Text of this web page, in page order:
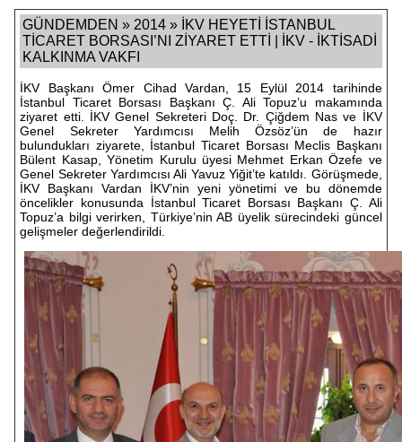
GÜNDEMDEN » 2014 » İKV HEYETİ İSTANBUL
TİCARET BORSASI’NI ZİYARET ETTİ | İKV - İKTİSADİ
KALKINMA VAKFI
İKV Başkanı Ömer Cihad Vardan, 15 Eylül 2014 tarihinde
İstanbul Ticaret Borsası Başkanı Ç. Ali Topuz’u makamında
ziyaret etti. İKV Genel Sekreteri Doç. Dr. Çiğdem Nas ve İKV
Genel Sekreter Yardımcısı Melih Özsöz’ün de hazır
bulundukları ziyarete, İstanbul Ticaret Borsası Meclis Başkanı
Bülent Kasap, Yönetim Kurulu üyesi Mehmet Erkan Özefe ve
Genel Sekreter Yardımcısı Ali Yavuz Yiğit’te katıldı. Görüşmede,
İKV Başkanı Vardan İKV’nin yeni yönetimi ve bu dönemde
öncelikler konusunda İstanbul Ticaret Borsası Başkanı Ç. Ali
Topuz’a bilgi verirken, Türkiye’nin AB üyelik sürecindeki güncel
gelişmeler değerlendirildi.